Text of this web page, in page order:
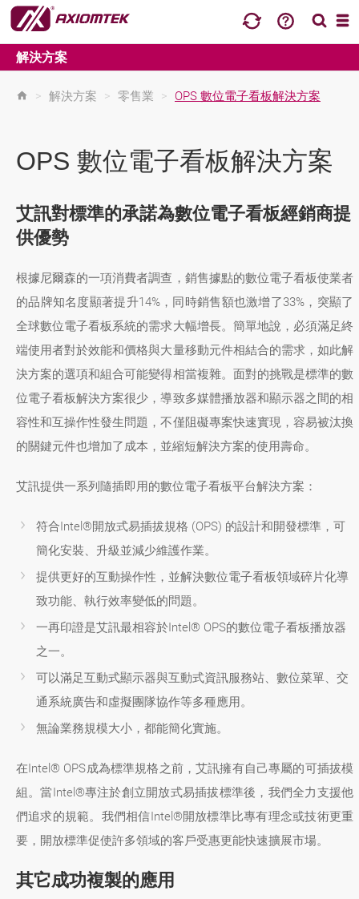
解決方案
> 解決方案 > 零售業 > OPS 數位電子看板解決方案
OPS 數位電子看板解決方案
艾訊對標準的承諾為數位電子看板經銷商提
供優勢
根據尼爾森的一項消費者調查，銷售據點的數位電子看板使業者
的品牌知名度顯著提升14%，同時銷售額也激增了33%，突顯了
全球數位電子看板系統的需求大幅增長。簡單地說，必須滿足終
端使用者對於效能和價格與大量移動元件相結合的需求，如此解
決方案的選項和組合可能變得相當複雜。面對的挑戰是標準的數
位電子看板解決方案很少，導致多媒體播放器和顯示器之間的相
容性和互操作性發生問題，不僅阻礙專案快速實現，容易被汰換
的關鍵元件也增加了成本，並縮短解決方案的使用壽命。
艾訊提供一系列隨插即用的數位電子看板平台解決方案：
符合Intel®開放式易插拔規格 (OPS) 的設計和開發標準，可
簡化安裝、升級並減少維護作業。
提供更好的互動操作性，並解決數位電子看板領域碎片化導
致功能、執行效率變低的問題。
一再印證是艾訊最相容於Intel® OPS的數位電子看板播放器
之一。
可以滿足互動式顯示器與互動式資訊服務站、數位菜單、交
通系統廣告和虛擬團隊協作等多種應用。
無論業務規模大小，都能簡化實施。
在Intel® OPS成為標準規格之前，艾訊擁有自己專屬的可插拔模
組。當Intel®專注於創立開放式易插拔標準後，我們全力支援他
們追求的規範。我們相信Intel®開放標準比專有理念或技術更重
要，開放標準促使許多領域的客戶受惠更能快速擴展市場。
其它成功複製的應用